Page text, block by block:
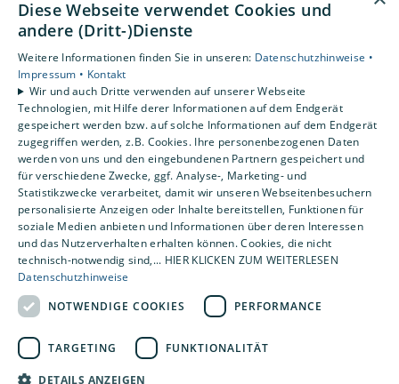
Unsere Bereiche
Gewerbekunden
Karriere
Unternehmen
Kontakt
Diese Webseite verwendet Cookies und
andere (Dritt-)Dienste
Weitere Informationen finden Sie in unseren: Datenschutzhinweise •
Impressum • Kontakt
Wir und auch Dritte verwenden auf unserer Webseite
Technologien, mit Hilfe derer Informationen auf dem Endgerät
gespeichert werden bzw. auf solche Informationen auf dem Endgerät
zugegriffen werden, z.B. Cookies. Ihre personenbezogenen Daten
werden von uns und den eingebundenen Partnern gespeichert und
für verschiedene Zwecke, ggf. Analyse-, Marketing- und
Statistikzwecke verarbeitet, damit wir unseren Webseitenbesuchern
personalisierte Anzeigen oder Inhalte bereitstellen, Funktionen für
soziale Medien anbieten und Informationen über deren Interessen
und das Nutzerverhalten erhalten können. Cookies, die nicht
technisch-notwendig sind,... HIER KLICKEN ZUM WEITERLESEN
Datenschutzhinweise
NOTWENDIGE COOKIES
PERFORMANCE
TARGETING FUNKTIONALITÄT
DETAILS ANZEIGEN